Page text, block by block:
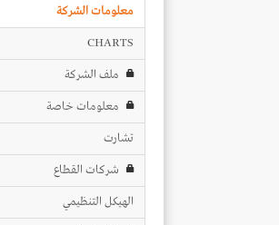
معلومات الشركة
CHARTS
ملف الشركة
معلومات خاصة
تشارت
شركات القطاع
الهيكل التنظيمي